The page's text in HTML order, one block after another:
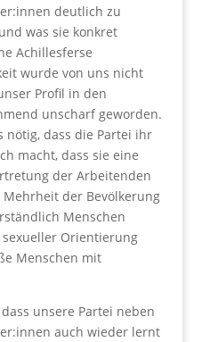
deutlich zu
was sie konkret
Achillesferse
wurde von uns nicht
Profil in den
unscharf geworden.
nötig, dass die Partei ihr
macht, dass sie eine
der Arbeitenden
der Bevölkerung
Menschen
Orientierung
Menschen mit
unsere Partei neben
auch wieder lernt